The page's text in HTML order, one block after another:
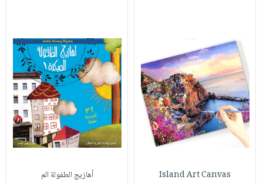
Island Art Canvas أهازيج الطفولة الم